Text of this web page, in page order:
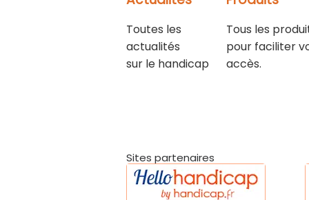
Toutes les
actualités
sur le handicap
Tous les
pour faciliter
accès.
Sites partenaires